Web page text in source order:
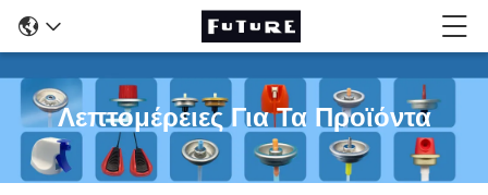
Λεπτομέρειες Για Τα Προϊόντα